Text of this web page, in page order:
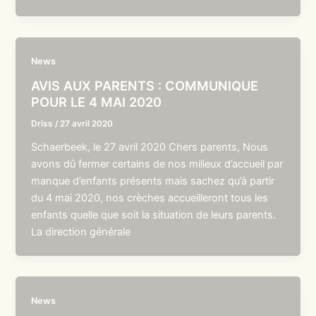
News
AVIS AUX PARENTS : COMMUNIQUE
POUR LE 4 MAI 2020
Driss / 27 avril 2020
Schaerbeek, le 27 avril 2020 Chers parents, Nous
avons dû fermer certains de nos milieux d’accueil par
manque d’enfants présents mais sachez qu’à partir
du 4 mai 2020, nos crèches accueilleront tous les
enfants quelle que soit la situation de leurs parents.
La direction générale
News